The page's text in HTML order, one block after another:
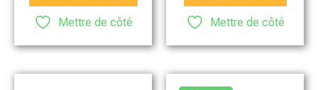
Mettre de côté Mettre de côté